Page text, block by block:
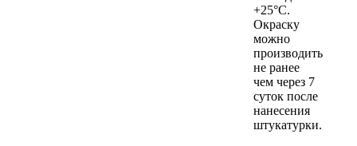
+25°С.
Окраску
можно
производить
не ранее
чем через 7
суток после
нанесения
штукатурки.